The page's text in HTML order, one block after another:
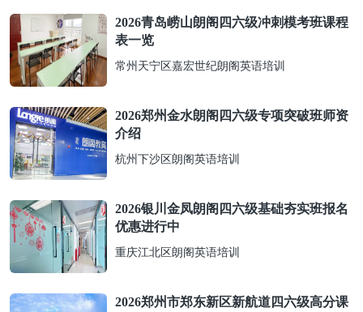
2026青岛崂山朗阁四六级冲刺模考班课程
表一览
常州天宁区嘉宏世纪朗阁英语培训
2026郑州金水朗阁四六级专项突破班师资
介绍
杭州下沙区朗阁英语培训
2026银川金凤朗阁四六级基础夯实班报名
优惠进行中
重庆江北区朗阁英语培训
2026郑州市郑东新区新航道四六级高分课